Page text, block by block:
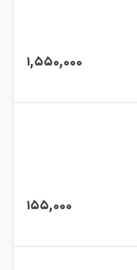
۱,۵۵۰,۰۰۰
۱۵۵,۰۰۰